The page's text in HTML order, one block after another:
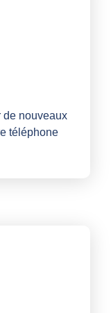
de nouveaux
téléphone